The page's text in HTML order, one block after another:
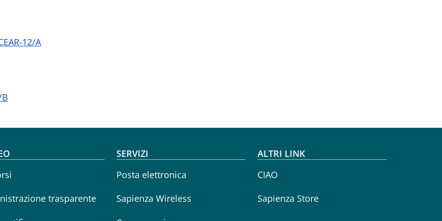
12/A
menu
trasparente
SERVIZI
Posta elettronica
Sapienza Wireless
ALTRI LINK
CIAO
Sapienza Store